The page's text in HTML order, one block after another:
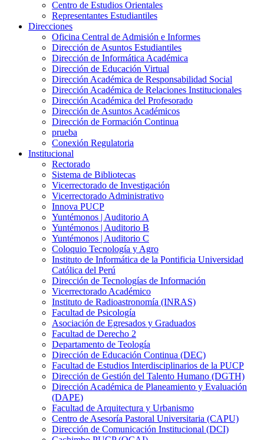
Centro de Estudios Orientales
Representantes Estudiantiles
Direcciones
Oficina Central de Admisión e Informes
Dirección de Asuntos Estudiantiles
Dirección de Informática Académica
Dirección de Educación Virtual
Dirección Académica de Responsabilidad Social
Dirección Académica de Relaciones Institucionales
Dirección Académica del Profesorado
Dirección de Asuntos Académicos
Dirección de Formación Continua
prueba
Conexión Regulatoria
Institucional
Rectorado
Sistema de Bibliotecas
Vicerrectorado de Investigación
Vicerrectorado Administrativo
Innova PUCP
Yuntémonos | Auditorio A
Yuntémonos | Auditorio B
Yuntémonos | Auditorio C
Coloquio Tecnología y Agro
Instituto de Informática de la Pontificia Universidad
Católica del Perú
Dirección de Tecnologías de Información
Vicerrectorado Académico
Instituto de Radioastronomía (INRAS)
Facultad de Psicología
Asociación de Egresados y Graduados
Facultad de Derecho 2
Departamento de Teología
Dirección de Educación Continua (DEC)
Facultad de Estudios Interdisciplinarios de la PUCP
Dirección de Gestión del Talento Humano (DGTH)
Dirección Académica de Planeamiento y Evaluación
(DAPE)
Facultad de Arquitectura y Urbanismo
Centro de Asesoría Pastoral Universitaria (CAPU)
Dirección de Comunicación Institucional (DCI)